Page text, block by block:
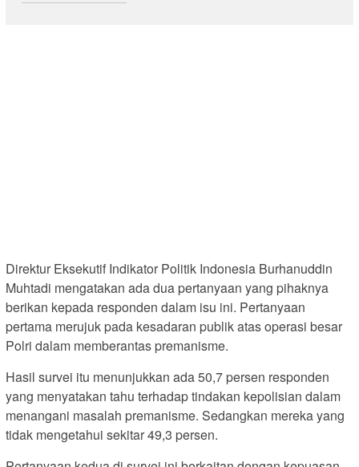
Direktur Eksekutif Indikator Politik Indonesia Burhanuddin
Muhtadi mengatakan ada dua pertanyaan yang pihaknya
berikan kepada responden dalam isu ini. Pertanyaan
pertama merujuk pada kesadaran publik atas operasi besar
Polri dalam memberantas premanisme.
Hasil survei itu menunjukkan ada 50,7 persen responden
yang menyatakan tahu terhadap tindakan kepolisian dalam
menangani masalah premanisme. Sedangkan mereka yang
tidak mengetahui sekitar 49,3 persen.